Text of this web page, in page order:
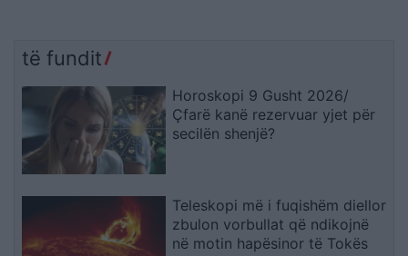
të fundit
Horoskopi 9 Gusht 2026/
Çfarë kanë rezervuar yjet për
secilën shenjë?
Teleskopi më i fuqishëm diellor
zbulon vorbullat që ndikojnë
në motin hapësinor të Tokës